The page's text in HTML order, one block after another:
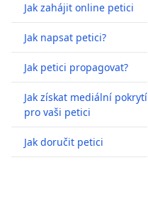
Jak zahájit online petici
Jak napsat petici?
Jak petici propagovat?
Jak získat mediální pokrytí
pro vaši petici
Jak doručit petici